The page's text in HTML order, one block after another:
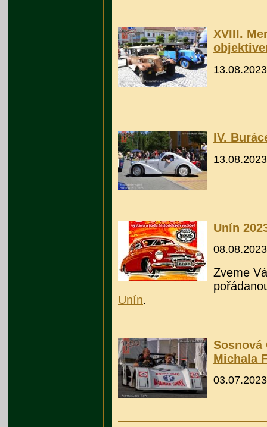
XVIII.
IV.
Unín
Zveme
Unín.
Sosnová
Michala